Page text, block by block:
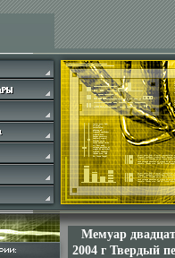
Мемуар
2004 г Твердый